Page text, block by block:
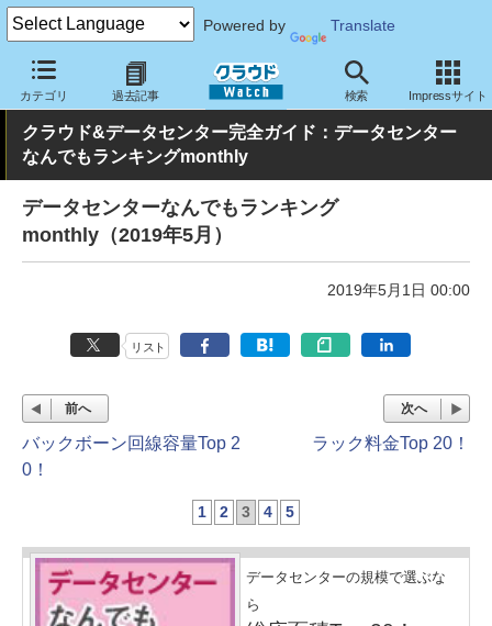
Powered by Translate
カテゴリ 過去記事 検索 Impressサイト
クラウド Watch ハード・インフラ データセンター
クラウド&データセンター完全ガイド：データセンター
なんでもランキングmonthly
データセンターなんでもランキング
monthly（2019年5月）
2019年5月1日 00:00
リスト
前へ
バックボーン回線容量Top 2
0！
次へ
ラック料金Top 20！
1 2 3 4 5
データセンターの規模で選ぶな
ら